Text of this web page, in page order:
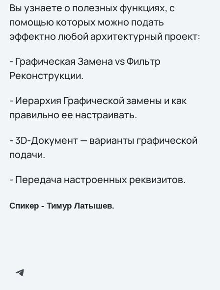
Вы узнаете о полезных функциях, с
помощью которых можно подать
эффектно любой архитектурный проект:
- Графическая Замена vs Фильтр
Реконструкции.
- Иерархия Графической замены и как
правильно ее настраивать.
- 3D-Документ — варианты графической
подачи.
- Передача настроенных реквизитов.
Спикер - Тимур Латышев.